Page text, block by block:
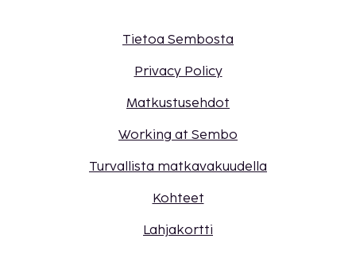
Tietoa Sembosta
Privacy Policy
Matkustusehdot
Working at Sembo
Turvallista matkavakuudella
Kohteet
Lahjakortti